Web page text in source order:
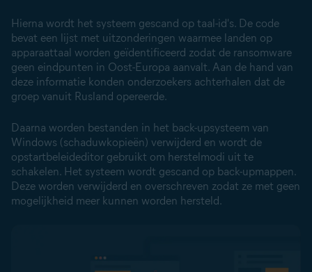
Hierna wordt het systeem gescand op taal-id's. De code
bevat een lijst met uitzonderingen waarmee landen op
apparaattaal worden geïdentificeerd zodat de ransomware
geen eindpunten in Oost-Europa aanvalt. Aan de hand van
deze informatie konden onderzoekers achterhalen dat de
groep vanuit Rusland opereerde.
Daarna worden bestanden in het back-upsysteem van
Windows (schaduwkopieën) verwijderd en wordt de
opstartbeleideditor gebruikt om herstelmodi uit te
schakelen. Het systeem wordt gescand op back-upmappen.
Deze worden verwijderd en overschreven zodat ze met geen
mogelijkheid meer kunnen worden hersteld.